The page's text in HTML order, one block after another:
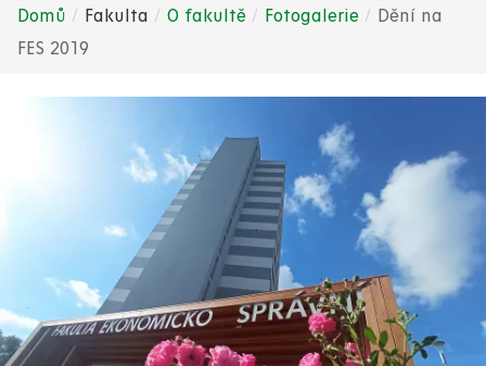
Drobečková
navigace
Domů Fakulta O fakultě Fotogalerie
Dění na
FES 2019